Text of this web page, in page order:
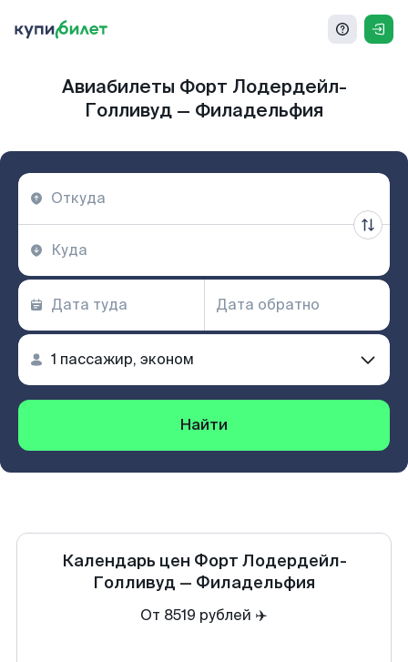
Авиабилеты Форт Лодердейл-
Голливуд — Филадельфия
Найти
Календарь цен Форт Лодердейл-
Голливуд — Филадельфия
От 8519 рублей ✈️